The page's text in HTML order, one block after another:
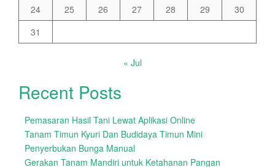
24
25 26 27 28 29
30
31
« Jul
Recent Posts
Pemasaran Hasil Tani Lewat Aplikasi Online
Tanam Timun Kyuri Dan Budidaya Timun Mini
Penyerbukan Bunga Manual
Gerakan Tanam Mandiri untuk Ketahanan Pangan